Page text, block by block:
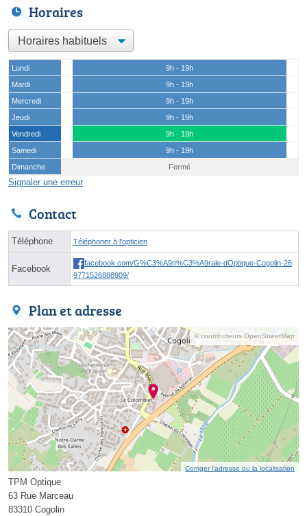
Horaires
Lundi
9h - 19h
Mardi
9h - 19h
Mercredi
9h - 19h
Jeudi
9h - 19h
Vendredi
9h - 19h
Samedi
9h - 19h
Dimanche
Fermé
Signaler une erreur
Contact
Téléphone Téléphoner à l'opticien
Facebook
facebook.com/G%C3%A9n%C3%A9rale-dOptique-Cogolin-26
9771526888909/
Plan et adresse
© contributeurs OpenStreetMap
Corriger l’adresse ou la localisation
TPM Optique
63 Rue Marceau
83310 Cogolin